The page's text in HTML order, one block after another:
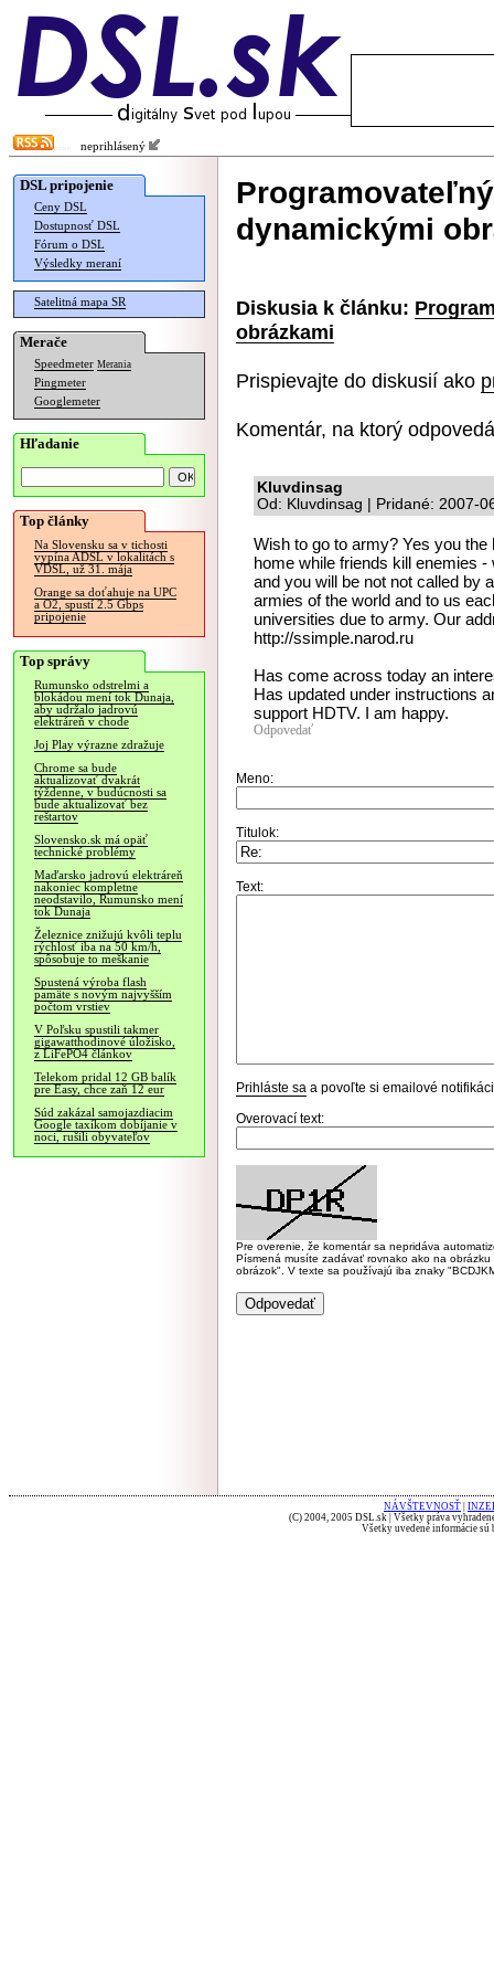
neprihlásený
DSL pripojenie
Ceny DSL
Dostupnosť DSL
Fórum o DSL
Výsledky meraní
Satelitná mapa SR
Merače
Speedmeter Merania
Pingmeter
Googlemeter
Hľadanie
Top články
Na Slovensku sa v tichosti
vypína ADSL v lokalitách s
VDSL, už 31. mája
Orange sa doťahuje na UPC
a O2, spustí 2.5 Gbps
pripojenie
Top správy
Rumunsko odstrelmi a
blokádou mení tok Dunaja,
aby udržalo jadrovú
elektráreň v chode
Joj Play výrazne zdražuje
Chrome sa bude
aktualizovať dvakrát
týždenne, v budúcnosti sa
bude aktualizovať bez
reštartov
Slovensko.sk má opäť
technické problémy
Maďarsko jadrovú elektráreň
nakoniec kompletne
neodstavilo, Rumunsko mení
tok Dunaja
Železnice znižujú kvôli teplu
rýchlosť iba na 50 km/h,
spôsobuje to meškanie
Spustená výroba flash
pamäte s novým najvyšším
počtom vrstiev
V Poľsku spustili takmer
gigawatthodinové úložisko,
z LiFePO4 článkov
Telekom pridal 12 GB balík
pre Easy, chce zaň 12 eur
Súd zakázal samojazdiacim
Google taxíkom dobíjanie v
noci, rušili obyvateľov
dynamickými
Diskusia k článku:
obrázkami
Prispievajte do diskusií ako
Komentár, na ktorý
Kluvdinsag
Od: Kluvdinsag | Pridané: 2007-
Wish to go to army? Yes you
home while friends kill enemies
and you will be not not called by
armies of the world and to us
universities due to army. Our
http://ssimple.narod.ru
Has come across today an
Has updated under instructions
support HDTV. I am happy.
Odpovedať
Meno:
Titulok:
Text:
Prihláste sa a povoľte si emailové
Overovací text:
Pre overenie, že komentár sa nepridáva
Písmená musíte zadávať rovnako ako na
obrázok". V texte sa používajú iba znaky
NÁVŠTEVNOSŤ
(C) 2004, 2005 DSL.sk | Všetky práva
Všetky uvedené informácie sú